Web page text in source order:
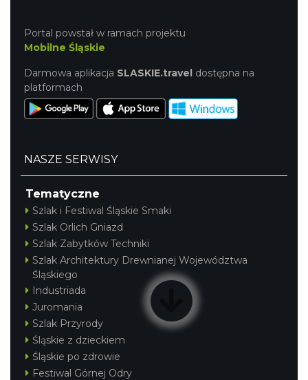
Portal powstał w ramach projektu
Mobilne Śląskie
Darmowa aplikacja SLASKIE.travel dostępna na
platformach
NASZE SERWISY
Tematyczne
Szlak i Festiwal Śląskie Smaki
Szlak Orlich Gniazd
Szlak Zabytków Techniki
Szlak Architektury Drewnianej Województwa
Śląskiego
Industriada
Juromania
Szlak Przyrody
Śląskie z dzieckiem
Śląskie po zdrowie
Festiwal Górnej Odry